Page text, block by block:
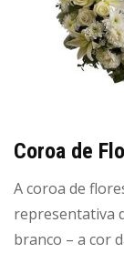
Coroa de
A coroa de
representativa
branco – a cor